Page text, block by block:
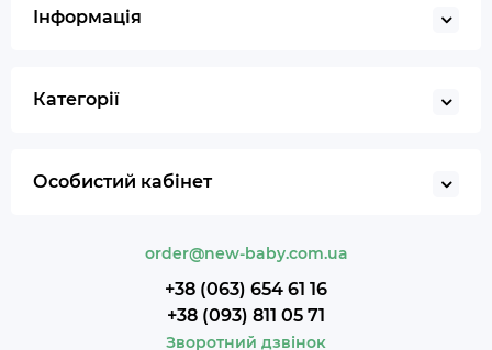
Інформація
Категорії
Особистий кабінет
order@new-baby.com.ua
+38 (063) 654 61 16
+38 (093) 811 05 71
Зворотний дзвінок